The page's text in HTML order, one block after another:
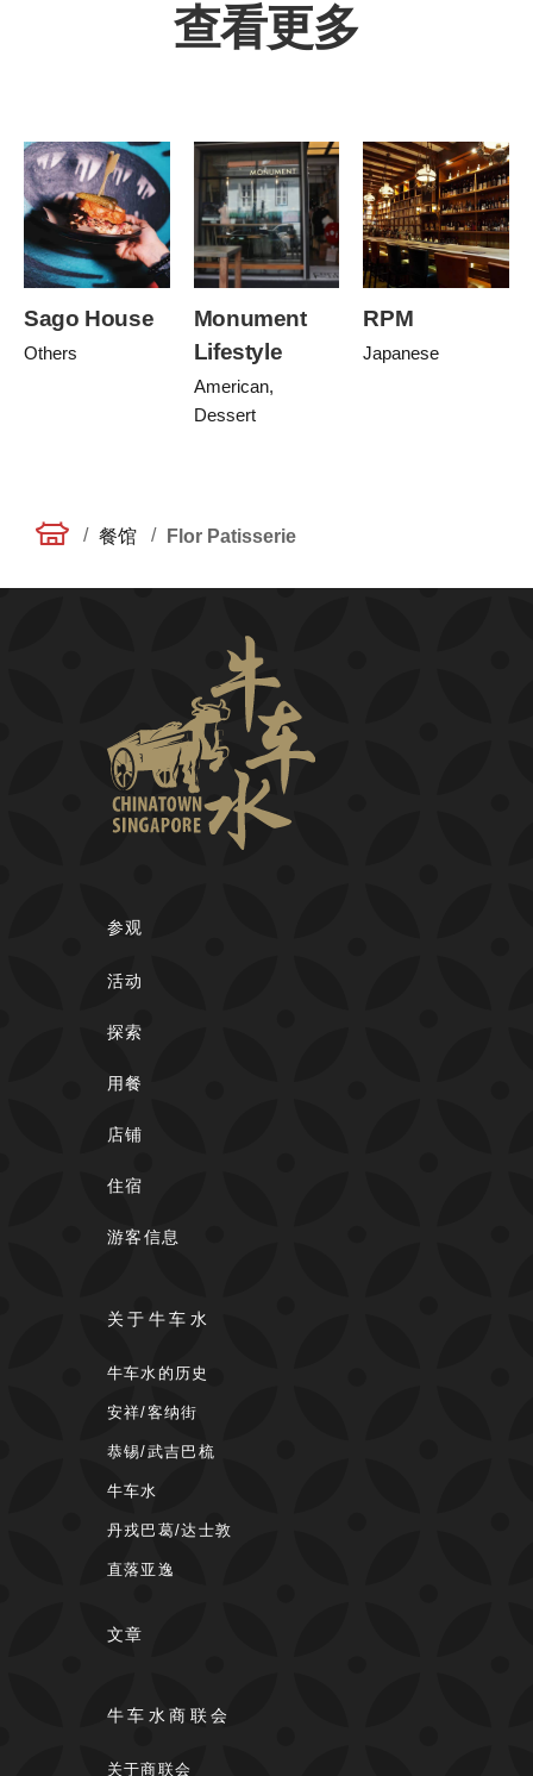
查看更多
Sago House
Others
Monument
Lifestyle
American,
Dessert
RPM
Japanese
/ 餐馆 / Flor Patisserie
参观
活动
探索
用餐
店铺
住宿
游客信息
关于牛车水
牛车水的历史
安祥/客纳街
恭锡/武吉巴梳
牛车水
丹戎巴葛/达士敦
直落亚逸
文章
牛车水商联会
关于商联会